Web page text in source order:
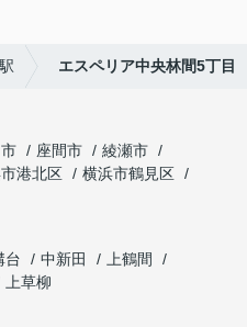
エスペリア中央林間5丁目
座間市
綾瀬市
港北区
横浜市鶴見区
台 中新田
上鶴間
上草柳